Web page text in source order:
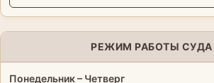
РЕЖИМ РАБОТЫ СУДА
Понедельник – Четверг